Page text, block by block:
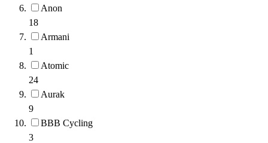
Anon
18
Armani
1
Atomic
24
Aurak
9
BBB Cycling
3